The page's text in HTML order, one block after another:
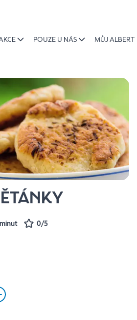
POUZE U NÁS MŮJ ALBERT
0/5